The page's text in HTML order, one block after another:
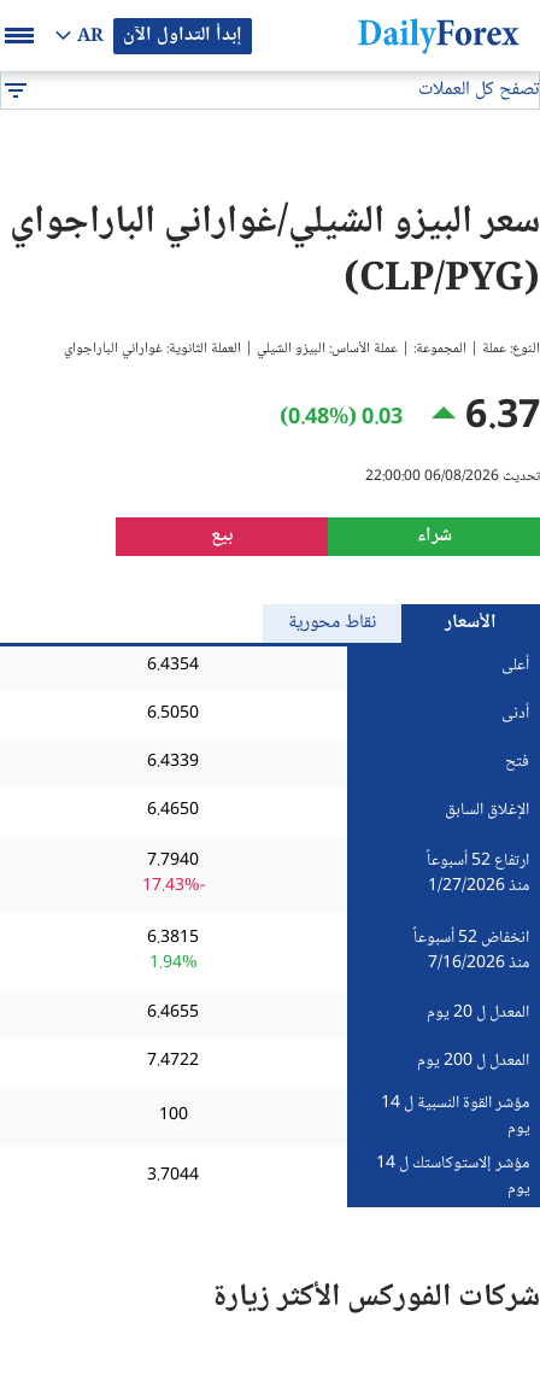
إبدأ التداول الآن AR
بيان إعلاني
تصفح كل العملات
GBP/USD
USD/JPY
USD/CAD
USD/CHF
Bitcoin/USD
المؤشرات
سعر البيزو الشيلي/غواراني الباراجواي
(CLP/PYG)
النوع: عملة | المجموعة: | عملة الأساس: البيزو الشيلي | العملة الثانوية: غواراني الباراجواي
6.37
0.03 (0.48%)
شراء بيع
تحديث 06/08/2026 22:00:00
الأسعار
أعلى
6.4354
أدنى
6.5050
فتح
6.4339
الإغلاق السابق
6.4650
ارتفاع 52 أسبوعاً
منذ 1/27/2026
7.7940
-17.43%
انخفاض 52 أسبوعاً
منذ 7/16/2026
6.3815
1.94%
المعدل ل 20 يوم
6.4655
المعدل ل 200 يوم
7.4722
مؤشر القوة النسبية ل 14
يوم
100
مؤشر إلاستوكاستك ل 14
يوم
3.7044
نقاط محورية
شركات الفوركس الأكثر زيارة